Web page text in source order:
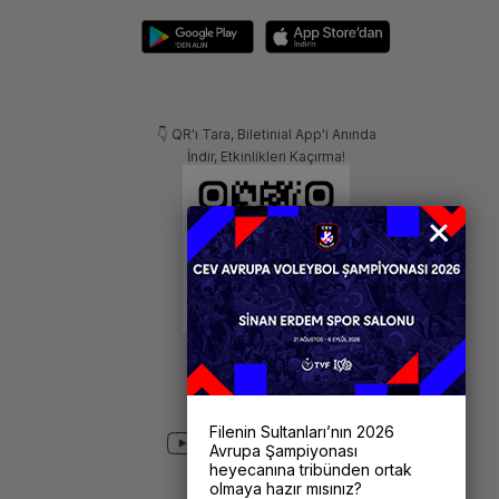
👇 QR'ı Tara, Biletinial App'i Anında
İndir, Etkinlikleri Kaçırma!
Filenin Sultanları’nın 2026
Avrupa Şampiyonası
heyecanına tribünden ortak
olmaya hazır mısınız?